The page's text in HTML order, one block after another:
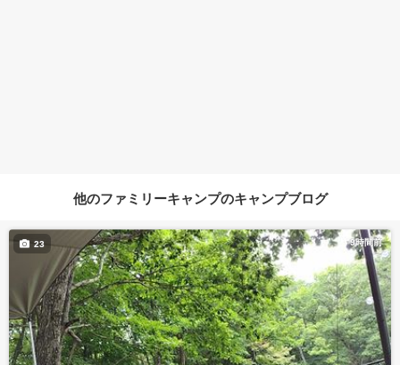
他のファミリーキャンプのキャンプブログ
9時間前
23